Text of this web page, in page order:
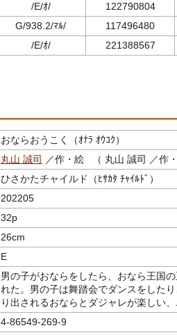
/E/ｵ/
122790804
G/938.2/ﾏﾙ/
117496480
/E/ｵ/ 221388567
おならおうこく（ｵﾅﾗ ｵｳｺｸ）
丸山 誠司
／作・絵 （ 丸山 誠司 ／作
ひさかたチャイルド（ﾋｻｶﾀ ﾁｬｲﾙﾄﾞ）
202205
32p
26cm
E
男の子がおならをしたら、おなら王国
れた。男の子は舞踏会でダンスをした
り出されるおならとダジャレが楽しい
4-86549-269-9